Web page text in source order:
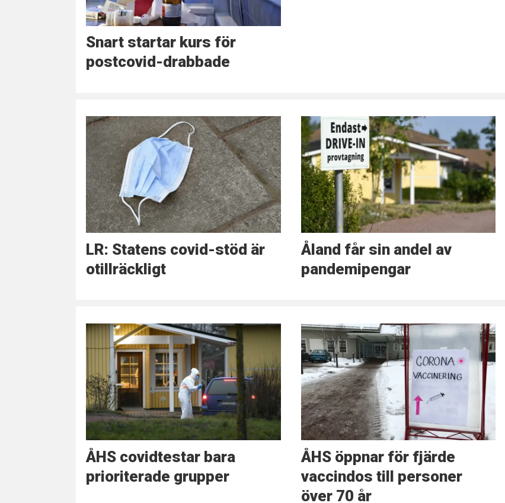
Snart startar kurs för
postcovid-drabbade
LR: Statens covid-stöd är
otillräckligt
Åland får sin andel av
pandemipengar
ÅHS covidtestar bara
prioriterade grupper
ÅHS öppnar för fjärde
vaccindos till personer
över 70 år